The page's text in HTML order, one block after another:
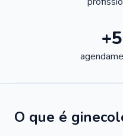
O que é